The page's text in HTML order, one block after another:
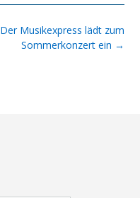
Der Musikexpress lädt zum
Sommerkonzert ein →